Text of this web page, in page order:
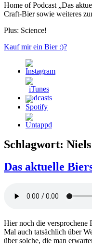
Home of Podcast „Das
Craft-Bier sowie weiteres
Plus: Science!
Kauf mir ein Bier :)?
Schlagwort:
Das aktuelle
Hier noch die versprochene
Mal auch tatsächlich über
über solche, die man